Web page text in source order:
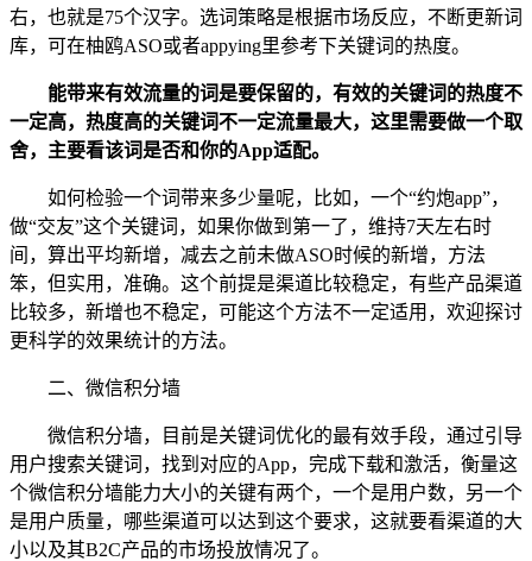
右，也就是75个汉字。选词策略是根据市场反应，不断更新词
库，可在柚鸥ASO或者appying里参考下关键词的热度。
能带来有效流量的词是要保留的，有效的关键词的热度不
一定高，热度高的关键词不一定流量最大，这里需要做一个取
舍，主要看该词是否和你的App适配。
如何检验一个词带来多少量呢，比如，一个“约炮app”，
做“交友”这个关键词，如果你做到第一了，维持7天左右时
间，算出平均新增，减去之前未做ASO时候的新增，方法
笨，但实用，准确。这个前提是渠道比较稳定，有些产品渠道
比较多，新增也不稳定，可能这个方法不一定适用，欢迎探讨
更科学的效果统计的方法。
二、微信积分墙
微信积分墙，目前是关键词优化的最有效手段，通过引导
用户搜索关键词，找到对应的App，完成下载和激活，衡量这
个微信积分墙能力大小的关键有两个，一个是用户数，另一个
是用户质量，哪些渠道可以达到这个要求，这就要看渠道的大
小以及其B2C产品的市场投放情况了。